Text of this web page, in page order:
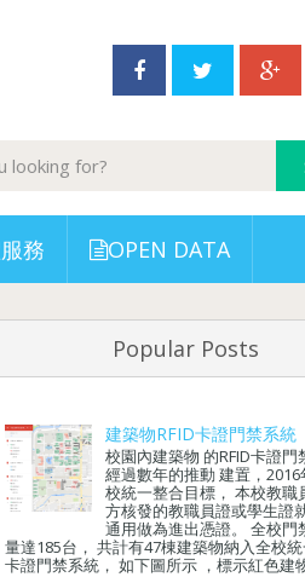
務 OPEN DATA
Popular Posts
建築物RFID卡證門禁系統
校園內建築物 的RFID卡證門
經過數年的推動 建置，2016
校統一整合目標， 本校教職
方核發的教職員證或學生證
通用做為進出憑證。 全校門
量達185台， 共計有47棟建築物納入全校統
卡證門禁系統， 如下圖所示 ，標示紅色建